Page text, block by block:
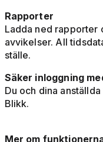
Rapporter
Ladda ned rapporter
avvikelser. All
ställe.
Säker inloggning
Du och dina
Blikk.
Mer om